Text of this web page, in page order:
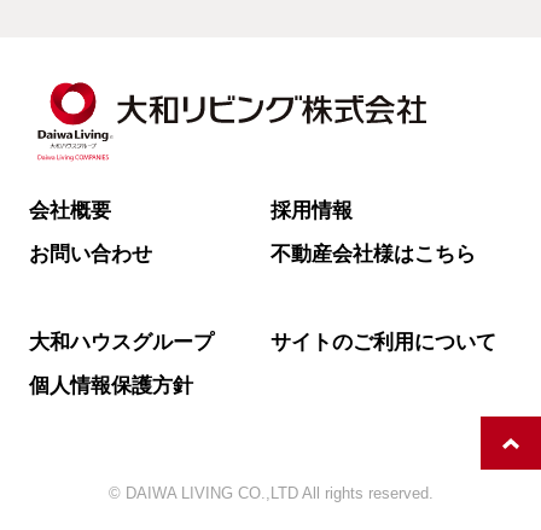
会社概要
採用情報
お問い合わせ
不動産会社様はこちら
大和ハウスグループ
サイトのご利用について
個人情報保護方針
© DAIWA LIVING CO.,LTD All rights reserved.